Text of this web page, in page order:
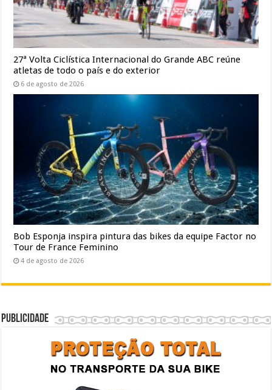
27ª Volta Ciclística Internacional do Grande ABC reúne
atletas de todo o país e do exterior
6 de agosto de 2026
Bob Esponja inspira pintura das bikes da equipe Factor no
Tour de France Feminino
4 de agosto de 2026
Publicidade